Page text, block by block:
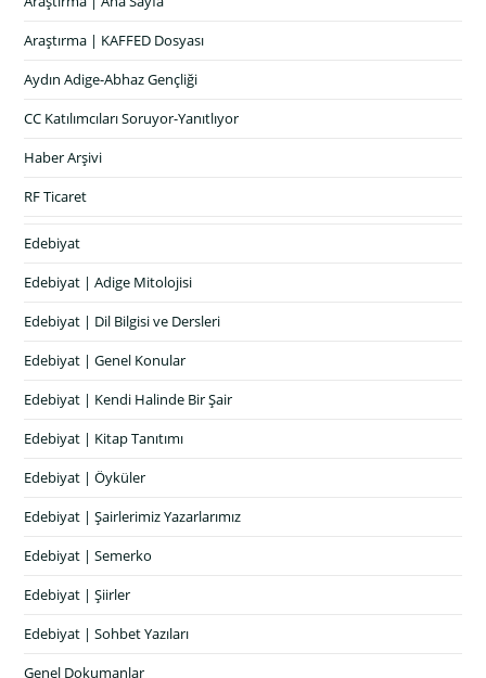
Araştırma | KAFFED Dosyası
Aydın Adige-Abhaz Gençliği
CC Katılımcıları Soruyor-Yanıtlıyor
Haber Arşivi
RF Ticaret
Edebiyat
Edebiyat | Adige Mitolojisi
Edebiyat | Dil Bilgisi ve Dersleri
Edebiyat | Genel Konular
Edebiyat | Kendi Halinde Bir Şair
Edebiyat | Kitap Tanıtımı
Edebiyat | Öyküler
Edebiyat | Şairlerimiz Yazarlarımız
Edebiyat | Semerko
Edebiyat | Şiirler
Edebiyat | Sohbet Yazıları
Genel Dokumanlar